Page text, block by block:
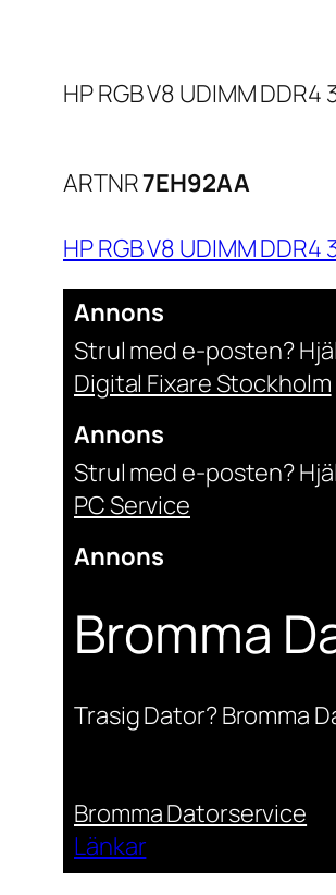
HP RGB V8 UDIMM
ARTNR7EH92AA
HP RGB V8 UDIMM
Annons
Strul med e-posten?
Digital Fixare Stockholm
Annons
Strul med e-posten?
PC Service
Annons
Bromma
Trasig Dator? Bromma
Bromma Datorservice
Länkar